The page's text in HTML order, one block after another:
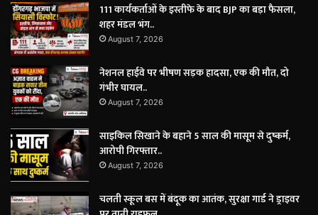
111 कार्यकर्ताओं के इस्तीफे के बाद BJP का बड़ा फैसला,
शहर मंडल भंग..
August 7, 2026
नेशनल हाईवे पर भीषण सड़क हादसा, एक की मौत, दो
गंभीर घायल..
August 7, 2026
साइकिल सिखाने के बहाने 5 साल की मासूम से दुष्कर्म,
आरोपी गिरफ्तार..
August 7, 2026
चलती स्कूल बस में बंदूक का आतंक, सुरक्षा गार्ड ने ड्राइवर